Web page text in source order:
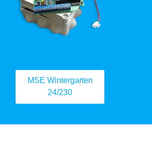
MSE Wintergarten
24/230